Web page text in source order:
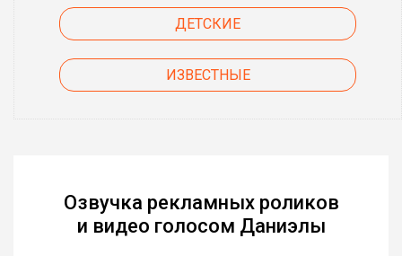
ДЕТСКИЕ
ИЗВЕСТНЫЕ
Озвучка рекламных роликов
и видео голосом Даниэлы